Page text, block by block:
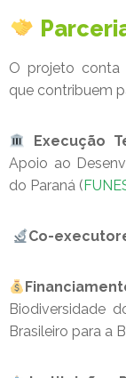
O projeto conta
que contribuem
Execução
Apoio ao
do Paraná (
Co-
Biodiversidade
Brasileiro para a